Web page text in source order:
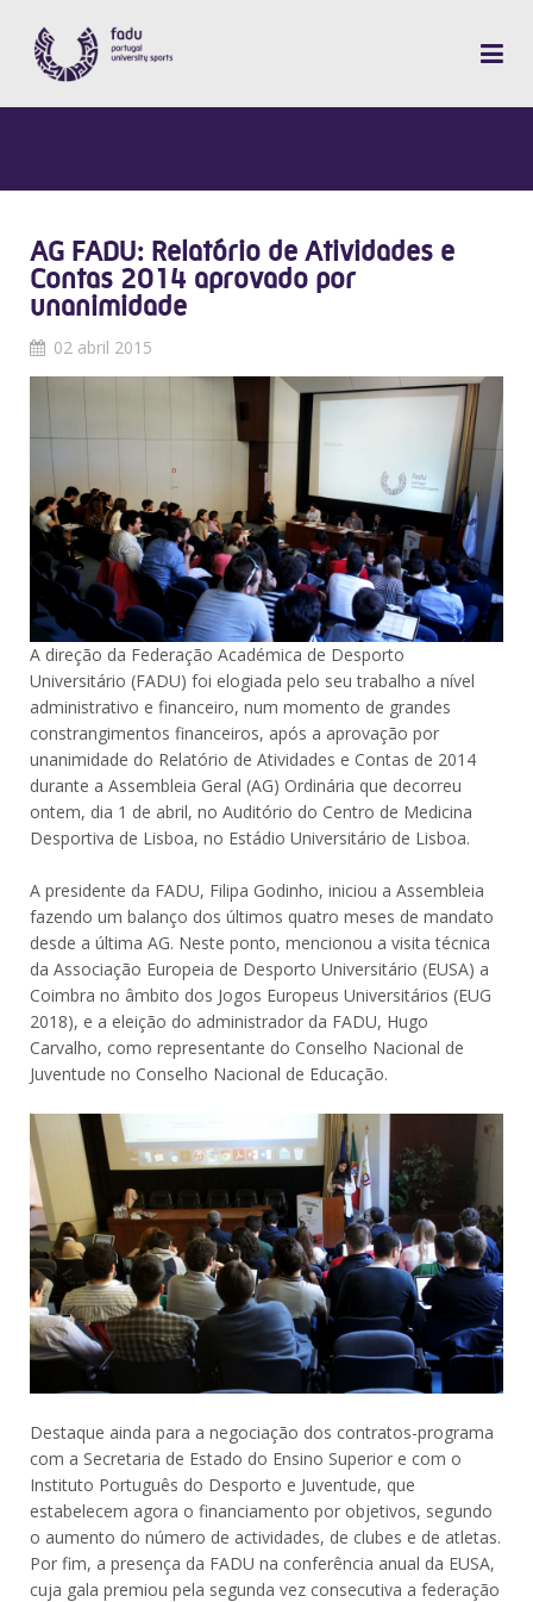
AG FADU: Relatório de Atividades e
Contas 2014 aprovado por
unanimidade
02 abril 2015
A direção da Federação Académica de Desporto
Universitário (FADU) foi elogiada pelo seu trabalho a nível
administrativo e financeiro, num momento de grandes
constrangimentos financeiros, após a aprovação por
unanimidade do Relatório de Atividades e Contas de 2014
durante a Assembleia Geral (AG) Ordinária que decorreu
ontem, dia 1 de abril, no Auditório do Centro de Medicina
Desportiva de Lisboa, no Estádio Universitário de Lisboa.
A presidente da FADU, Filipa Godinho, iniciou a Assembleia
fazendo um balanço dos últimos quatro meses de mandato
desde a última AG. Neste ponto, mencionou a visita técnica
da Associação Europeia de Desporto Universitário (EUSA) a
Coimbra no âmbito dos Jogos Europeus Universitários (EUG
2018), e a eleição do administrador da FADU, Hugo
Carvalho, como representante do Conselho Nacional de
Juventude no Conselho Nacional de Educação.
Destaque ainda para a negociação dos contratos-programa
com a Secretaria de Estado do Ensino Superior e com o
Instituto Português do Desporto e Juventude, que
estabelecem agora o financiamento por objetivos, segundo
o aumento do número de actividades, de clubes e de atletas.
Por fim, a presença da FADU na conferência anual da EUSA,
cuja gala premiou pela segunda vez consecutiva a federação